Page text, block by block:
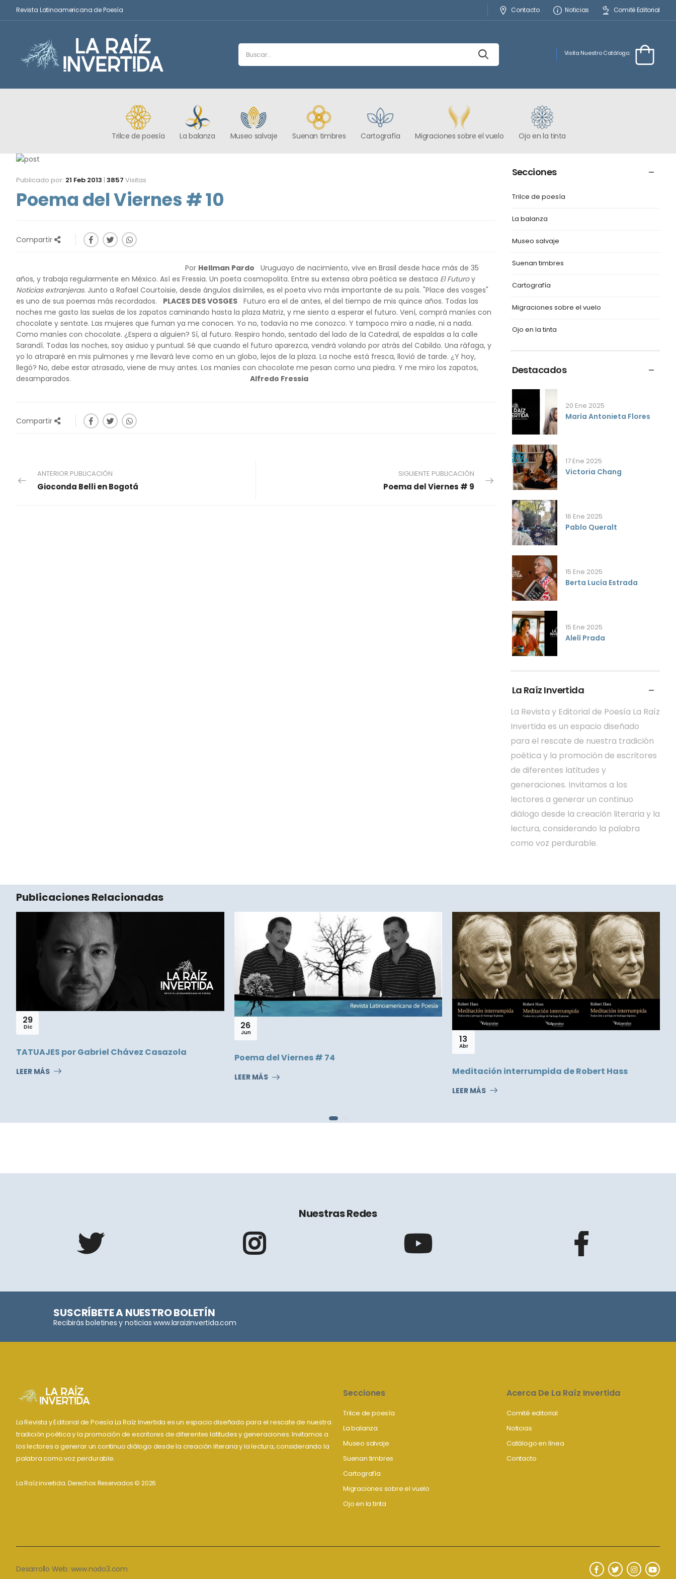
Revista Latinoamericana de Poesía Contacto Noticias Comité Editorial
Visita Nuestro Catálogo:
Trilce de poesía La balanza Museo salvaje Suenan timbres Cartografía Migraciones sobre el vuelo Ojo en la tinta
Publicado por: 21 Feb 2013 | 3857 Visitas
Poema del Viernes # 10
Compartir
Por Hellman Pardo Uruguayo de nacimiento, vive en Brasil desde hace más de 35
años, y trabaja regularmente en México. Así es Fressia. Un poeta cosmopolita. Entre su extensa obra poética se destaca El Futuroy
Noticias extranjeras. Junto a Rafael Courtoisie, desde ángulos disímiles, es el poeta vivo más importante de su país. "Place des vosges"
es uno de sus poemas más recordados. PLACES DES VOSGES Futuro era el de antes, el del tiempo de mis quince años. Todas las
noches me gasto las suelas de los zapatos caminando hasta la plaza Matriz, y me siento a esperar el futuro. Vení, comprá maníes con
chocolate y sentate. Las mujeres que fuman ya me conocen. Yo no, todavía no me conozco. Y tampoco miro a nadie, ni a nada.
Como maníes con chocolate. ¿Espera a alguien? Sí, al futuro. Respiro hondo, sentado del lado de la Catedral, de espaldas a la calle
Sarandí. Todas las noches, soy asiduo y puntual. Sé que cuando el futuro aparezca, vendrá volando por atrás del Cabildo. Una ráfaga, y
yo lo atraparé en mis pulmones y me llevará leve como en un globo, lejos de la plaza. La noche está fresca, llovió de tarde. ¿Y hoy,
llegó? No, debe estar atrasado, viene de muy antes. Los maníes con chocolate me pesan como una piedra. Y me miro los zapatos,
desamparados. Alfredo Fressia
Compartir
ANTERIOR PUBLICACIÓN
Gioconda Belli en Bogotá
SIGUIENTE PUBLICACIÓN
Poema del Viernes # 9
Secciones
Trilce de poesía
La balanza
Museo salvaje
Suenan timbres
Cartografía
Migraciones sobre el vuelo
Ojo en la tinta
Destacados
20 Ene 2025
María Antonieta Flores
17 Ene 2025
Victoria Chang
16 Ene 2025
Pablo Queralt
15 Ene 2025
Berta Lucía Estrada
15 Ene 2025
Alelí Prada
La Raíz Invertida
La Revista y Editorial de Poesía La Raíz
Invertida es un espacio diseñado
para el rescate de nuestra tradición
poética y la promoción de escritores
de diferentes latitudes y
generaciones. Invitamos a los
lectores a generar un continuo
diálogo desde la creación literaria y la
lectura, considerando la palabra
como voz perdurable.
Publicaciones Relacionadas
29
Dic
TATUAJES por Gabriel Chávez Casazola
LEER MÁS
26
Jun
Poema del Viernes # 74
LEER MÁS
13
Abr
Meditación interrumpida de Robert Hass
LEER MÁS
Nuestras Redes
SUSCRÍBETE A NUESTRO BOLETÍN
Recibirás boletines y noticias www.laraizinvertida.com
La Revista y Editorial de Poesía La Raíz Invertida es un espacio diseñado para el rescate de nuestra
tradición poética y la promoción de escritores de diferentes latitudes y generaciones. Invitamos a
los lectores a generar un continuo diálogo desde la creación literaria y la lectura, considerando la
palabra como voz perdurable.
La Raíz invertida. Derechos Reservados © 2026
Secciones
Trilce de poesía
La balanza
Museo salvaje
Suenan timbres
Cartografía
Migraciones sobre el vuelo
Ojo en la tinta
Acerca De La Raíz Invertida
Comité editorial
Noticias
Catálogo en línea
Contacto
Desarrollo Web: www.nodo3.com